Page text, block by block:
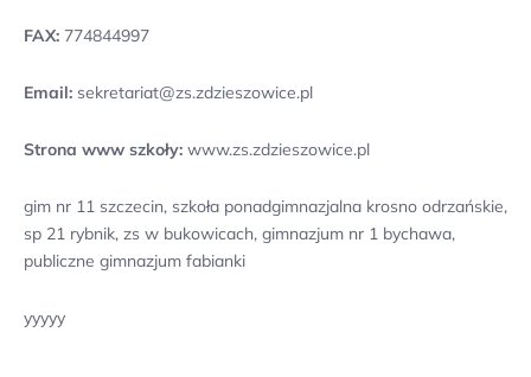
FAX: 774844997
Email: sekretariat@zs.zdzieszowice.pl
Strona www szkoły: www.zs.zdzieszowice.pl
gim nr 11 szczecin, szkoła ponadgimnazjalna krosno odrzańskie,
sp 21 rybnik, zs w bukowicach, gimnazjum nr 1 bychawa,
publiczne gimnazjum fabianki
yyyyy